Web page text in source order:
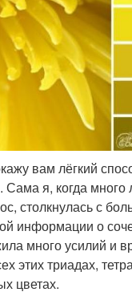
вам лёгкий
я, когда много
столкнулась с
информации о
много усилий и
этих триадах,
цветах.